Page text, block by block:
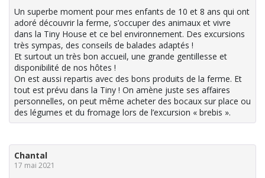
Un superbe moment pour mes enfants de 10 et 8 ans qui ont
adoré découvrir la ferme, s’occuper des animaux et vivre
dans la Tiny House et ce bel environnement. Des excursions
très sympas, des conseils de balades adaptés !
Et surtout un très bon accueil, une grande gentillesse et
disponibilité de nos hôtes !
On est aussi repartis avec des bons produits de la ferme. Et
tout est prévu dans la Tiny ! On amène juste ses affaires
personnelles, on peut même acheter des bocaux sur place ou
des légumes et du fromage lors de l’excursion « brebis ».
Chantal
17 mai 2021